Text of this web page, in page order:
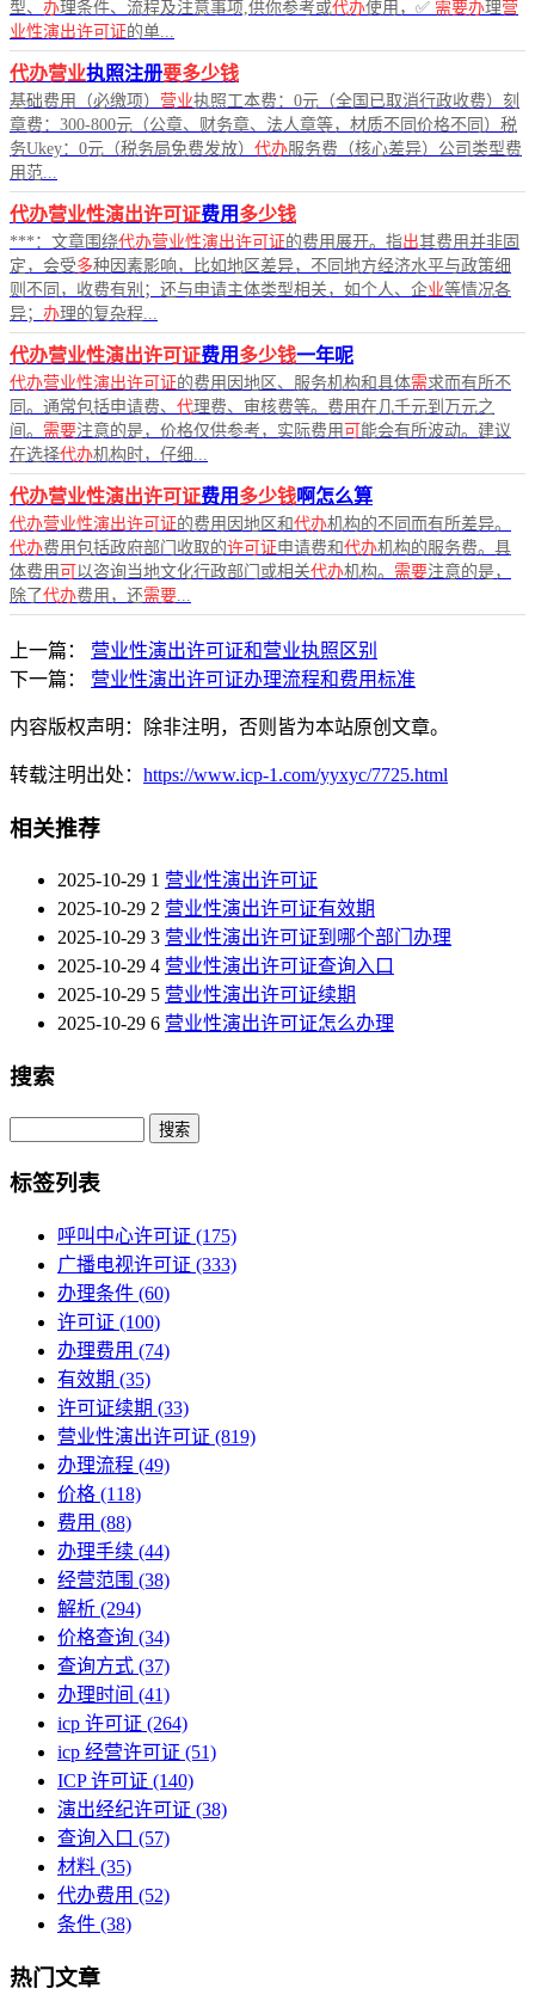
型、 办理条件、流程及注意事项,供你参考或代办使用，✅ 需要办理营
业性演出许可证的单...
代办营业执照注册要多少钱
基础费用（必缴项） 营业执照工本费：0元（全国已取消行政收费）刻
章费：300-800元（公章、财务章、法人章等，材质不同价格不同）税
务Ukey：0元（税务局免费发放） 代办服务费（核心差异）公司类型费
用范...
代办营业性演出许可证费用 多少钱
***：文章围绕代办营业性演出许可证的费用展开。指出其费用并非固
定，会受多种因素影响，比如地区差异，不同地方经济水平与政策细
则不同，收费有别；还与申请主体类型相关，如个人、企业等情况各
异； 办理的复杂程...
代办营业性演出许可证费用 多少钱一年呢
代办营业性演出许可证的费用因地区、服务机构和具体需求而有所不
同。通常包括申请费、 代理费、审核费等。费用在几千元到万元之
间。 需要注意的是，价格仅供参考，实际费用 可 能会有所波动。建议
在选择代办机构时，仔细...
代办营业性演出许可证费用 多少钱啊怎么算
代办营业性演出许可证的费用因地区和代办机构的不同而有所差异。
代办费用包括政府部门收取的许可证 申请费和代办机构的服务费。具
体费用 可 以咨询当地文化行政部门或相关代办机构。 需要注意的是，
除了代办费用，还需要
上一篇：
营业性演出许可证和营业执照区别
下一篇：
营业性演出许可证办理流程和费用标准
内容版权声明：除非注明，否则皆为本站原创文章。
转载注明出处： https://www.icp-1.com/yyxyc/7725.html
相关推荐
2025-10-29 1 营业性演出许可证
2025-10-29 2 营业性演出许可证有效期
2025-10-29 3 营业性演出许可证到哪个部门办理
2025-10-29 4 营业性演出许可证查询入口
2025-10-29 5 营业性演出许可证续期
2025-10-29 6 营业性演出许可证怎么办理
搜索
Search
标签列表
呼叫中心许可证 (175)
广播电视许可证 (333)
办理条件 (60)
许可证 (100)
办理费用 (74)
有效期 (35)
许可证续期 (33)
营业性演出许可证 (819)
办理流程 (49)
价格 (118)
费用 (88)
办理手续 (44)
经营范围 (38)
解析 (294)
价格查询 (34)
查询方式 (37)
办理时间 (41)
icp 许可证 (264)
icp 经营许可证 (51)
ICP 许可证 (140)
演出经纪许可证 (38)
查询入口 (57)
材料 (35)
代办费用 (52)
条件 (38)
热门文章